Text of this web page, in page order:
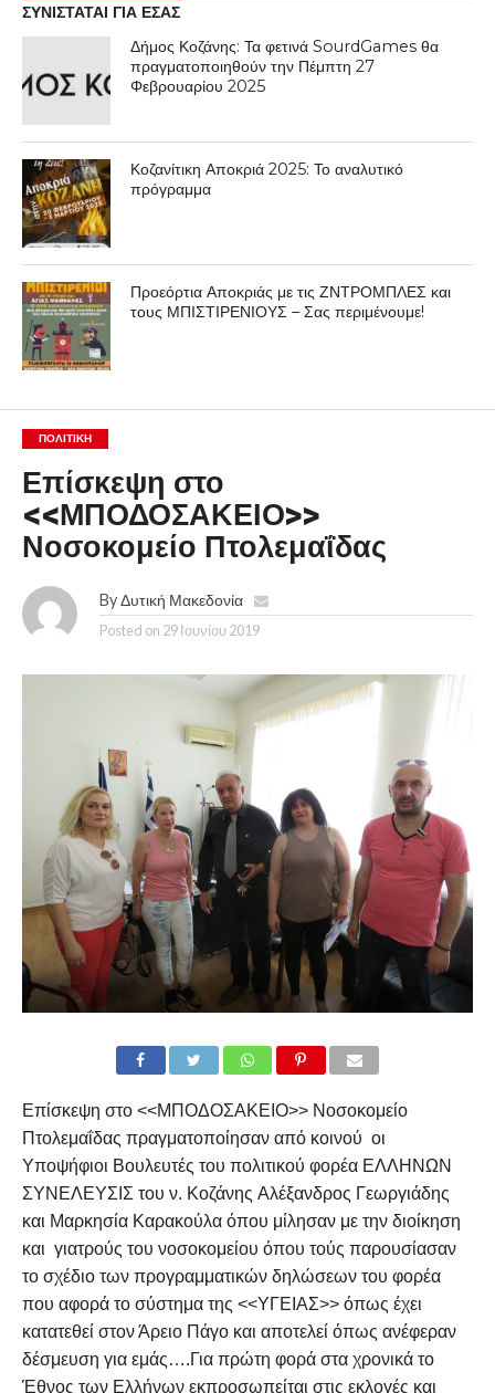
ΣΥΝΙΣΤΑΤΑΙ ΓΙΑ ΕΣΑΣ
Δήμος Κοζάνης: Τα φετινά SourdGames θα
πραγματοποιηθούν την Πέμπτη 27
Φεβρουαρίου 2025
Κοζανίτικη Αποκριά 2025: Το αναλυτικό
πρόγραμμα
Προεόρτια Αποκριάς με τις ΖΝΤΡΟΜΠΛΕΣ και
τους ΜΠΙΣΤΙΡΕΝΙΟΥΣ – Σας περιμένουμε!
ΠΟΛΙΤΙΚΉ
Επίσκεψη στο
<<ΜΠΟΔΟΣΑΚΕΙΟ>>
Νοσοκομείο Πτολεμαΐδας
By Δυτική Μακεδονία
Posted on 29 Ιουνίου 2019
Επίσκεψη στο <<ΜΠΟΔΟΣΑΚΕΙΟ>> Νοσοκομείο
Πτολεμαΐδας πραγματοποίησαν από κοινού οι
Υποψήφιοι Βουλευτές του πολιτικού φορέα ΕΛΛΗΝΩΝ
ΣΥΝΕΛΕΥΣΙΣ του ν. Κοζάνης Αλέξανδρος Γεωργιάδης
και Μαρκησία Καρακούλα όπου μίλησαν με την διοίκηση
και γιατρούς του νοσοκομείου όπου τούς παρουσίασαν
το σχέδιο των προγραμματικών δηλώσεων του φορέα
που αφορά το σύστημα της <<ΥΓΕΙΑΣ>> όπως έχει
κατατεθεί στον Άρειο Πάγο και αποτελεί όπως ανέφεραν
δέσμευση για εμάς….Για πρώτη φορά στα χρονικά το
Έθνος των Ελλήνων εκπροσωπείται στις εκλογές και